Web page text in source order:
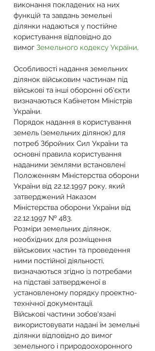
виконання покладених на них
функцій та завдань земельні
ділянки надаються у постійне
користування відповідно до
вимог Земельного кодексу України.
Особливості надання земельних
ділянок військовим частинам під
військові та інші оборонні об'єкти
визначаються Кабінетом Міністрів
України.
Порядок надання в користування
земель (земельних ділянок) для
потреб Збройних Сил України та
основні правила користування
наданими землями встановлені
Положенням Міністерства оборони
України від 22.12.1997 року, який
затверджений Наказом
Міністерства оборони України від
22.12.1997 № 483.
Розміри земельних ділянок,
необхідних для розміщення
військових частин та проведення
ними постійної діяльності,
визначаються згідно із потребами
на підставі затвердженої в
установленому порядку проектно-
технічної документації.
Військові частини зобов'язані
використовувати надані їм земельні
ділянки відповідно до вимог
земельного і природоохоронного